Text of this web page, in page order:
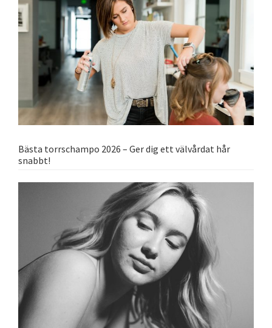
Bästa torrschampo 2026 – Ger dig ett välvårdat hår
snabbt!